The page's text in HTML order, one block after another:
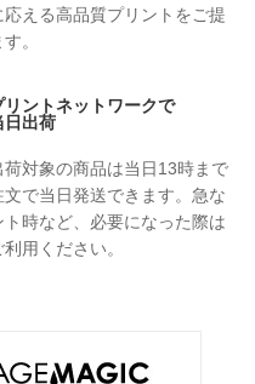
応える高品質プリントをご提
。
リントネットワークで
日出荷
荷対象の商品は当日13時まで
文で当日発送できます。急な
ト時など、必要になった際は
用ください。